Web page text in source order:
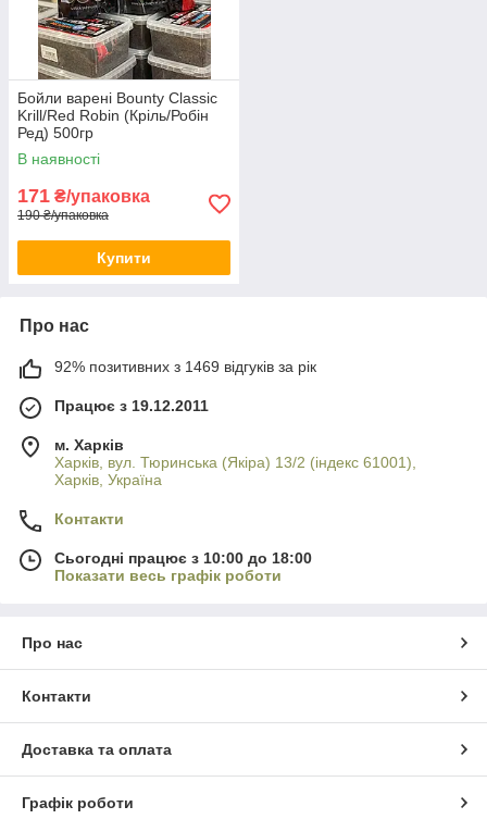
Бойли варені Bounty Classic
Krill/Red Robin (Кріль/Робін
Ред) 500гр
В наявності
171 ₴/упаковка
190 ₴/упаковка
Купити
Про нас
92% позитивних з 1469 відгуків за рік
Працює з 19.12.2011
м. Харків
Харків, вул. Тюринська (Якіра) 13/2 (індекс 61001),
Харків, Україна
Контакти
Сьогодні працює з 10:00 до 18:00
Показати весь графік роботи
Про нас
Контакти
Доставка та оплата
Графік роботи